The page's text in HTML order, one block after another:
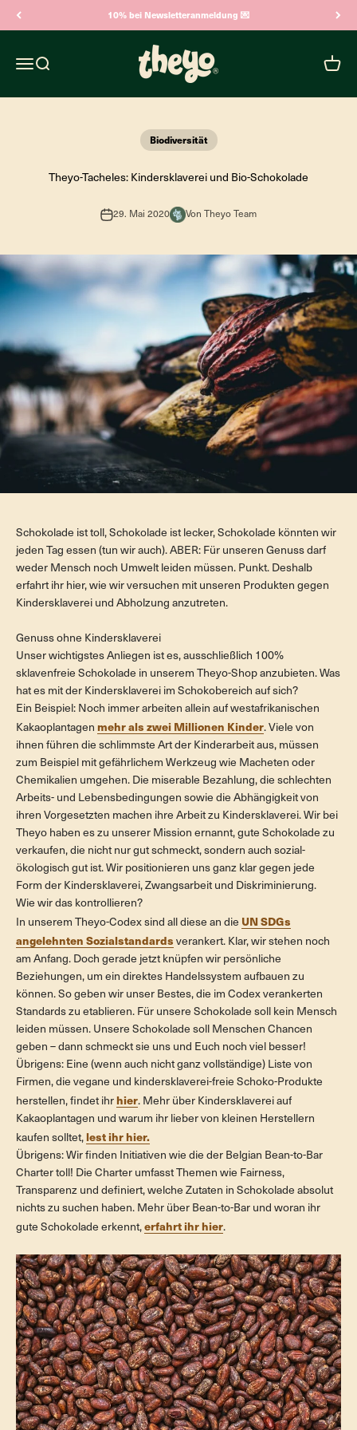
10% bei Newsletteranmeldung 💌
Navigationsmenü öffnen
Suche öffnen
Theyo
Biodiversität
Theyo-Tacheles: Kindersklaverei und Bio-Schokolade
29. Mai 2020 Von Theyo Team
Schokolade ist toll, Schokolade ist lecker, Schokolade könnten wir
jeden Tag essen (tun wir auch). ABER: Für unseren Genuss darf
weder Mensch noch Umwelt leiden müssen. Punkt. Deshalb
erfahrt ihr hier, wie wir versuchen mit unseren Produkten gegen
Kindersklaverei und Abholzung anzutreten.
Genuss ohne Kindersklaverei
Unser wichtigstes Anliegen ist es, ausschließlich 100%
sklavenfreie Schokolade in unserem Theyo-Shop anzubieten. Was
hat es mit der Kindersklaverei im Schokobereich auf sich?
Ein Beispiel: Noch immer arbeiten allein auf westafrikanischen
Kakaoplantagen mehr als zwei Millionen Kinder. Viele von
ihnen führen die schlimmste Art der Kinderarbeit aus, müssen
zum Beispiel mit gefährlichem Werkzeug wie Macheten oder
Chemikalien umgehen. Die miserable Bezahlung, die schlechten
Arbeits- und Lebensbedingungen sowie die Abhängigkeit von
ihren Vorgesetzten machen ihre Arbeit zu Kindersklaverei. Wir bei
Theyo haben es zu unserer Mission ernannt, gute Schokolade zu
verkaufen, die nicht nur gut schmeckt, sondern auch sozial-
ökologisch gut ist. Wir positionieren uns ganz klar gegen jede
Form der Kindersklaverei, Zwangsarbeit und Diskriminierung.
Wie wir das kontrollieren?
In unserem Theyo-Codex sind all diese an die UN SDGs
angelehnten Sozialstandards verankert. Klar, wir stehen noch
am Anfang. Doch gerade jetzt knüpfen wir persönliche
Beziehungen, um ein direktes Handelssystem aufbauen zu
können. So geben wir unser Bestes, die im Codex verankerten
Standards zu etablieren. Für unsere Schokolade soll kein Mensch
leiden müssen. Unsere Schokolade soll Menschen Chancen
geben – dann schmeckt sie uns und Euch noch viel besser!
Übrigens: Eine (wenn auch nicht ganz vollständige) Liste von
Firmen, die vegane und kindersklaverei-freie Schoko-Produkte
herstellen, findet ihr hier. Mehr über Kindersklaverei auf
Kakaoplantagen und warum ihr lieber von kleinen Herstellern
kaufen solltet, lest ihr hier.
Übrigens: Wir finden Initiativen wie die der Belgian Bean-to-Bar
Charter toll! Die Charter umfasst Themen wie Fairness,
Transparenz und definiert, welche Zutaten in Schokolade absolut
nichts zu suchen haben. Mehr über Bean-to-Bar und woran ihr
gute Schokolade erkennt, erfahrt ihr hier.